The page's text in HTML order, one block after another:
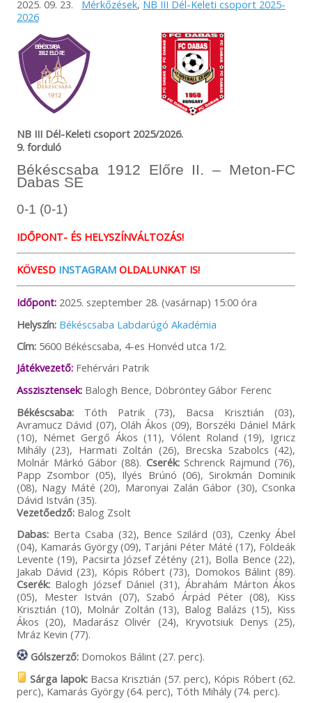
2025. 09. 23. Mérkőzések, NB III Dél-Keleti csoport 2025-
2026
NB III Dél-Keleti csoport 2025/2026.
9. forduló
Békéscsaba 1912 Előre II. – Meton-FC
Dabas SE
0-1 (0-1)
IDŐPONT- ÉS HELYSZÍNVÁLTOZÁS!
KÖVESD INSTAGRAMOLDALUNKAT IS!
Időpont:2025. szeptember 28. (vasárnap) 15:00 óra
Helyszín: Békéscsaba Labdarúgó Akadémia
Cím:5600 Békéscsaba, 4-es Honvéd utca 1/2.
Játékvezető:Fehérvári Patrik
Asszisztensek:Balogh Bence, Döbröntey Gábor Ferenc
Békéscsaba:Tóth Patrik (73), Bacsa Krisztián (03),
Avramucz Dávid (07), Oláh Ákos (09), Borszéki Dániel Márk
(10), Német Gergő Ákos (11), Vólent Roland (19), Igricz
Mihály (23), Harmati Zoltán (26), Brecska Szabolcs (42),
Molnár Márkó Gábor (88). Cserék:Schrenck Rajmund (76),
Papp Zsombor (05), Ilyés Brúnó (06), Sirokmán Dominik
(08), Nagy Máté (20), Maronyai Zalán Gábor (30), Csonka
Dávid István (35).
Vezetőedző:Balog Zsolt
Dabas:Berta Csaba (32), Bence Szilárd (03), Czenky Ábel
(04), Kamarás György (09), Tarjáni Péter Máté (17), Földeák
Levente (19), Pacsirta József Zétény (21), Bolla Bence (22),
Jakab Dávid (23), Kópis Róbert (73), Domokos Bálint (89).
Cserék:Balogh József Dániel (31), Ábrahám Márton Ákos
(05), Mester István (07), Szabó Árpád Péter (08), Kiss
Krisztián (10), Molnár Zoltán (13), Balog Balázs (15), Kiss
Ákos (20), Madarász Olivér (24), Kryvotsiuk Denys (25),
Mráz Kevin (77).
Gólszerző:Domokos Bálint (27. perc).
Sárga lapok:Bacsa Krisztián (57. perc), Kópis Róbert (62.
perc), Kamarás György (64. perc), Tóth Mihály (74. perc).